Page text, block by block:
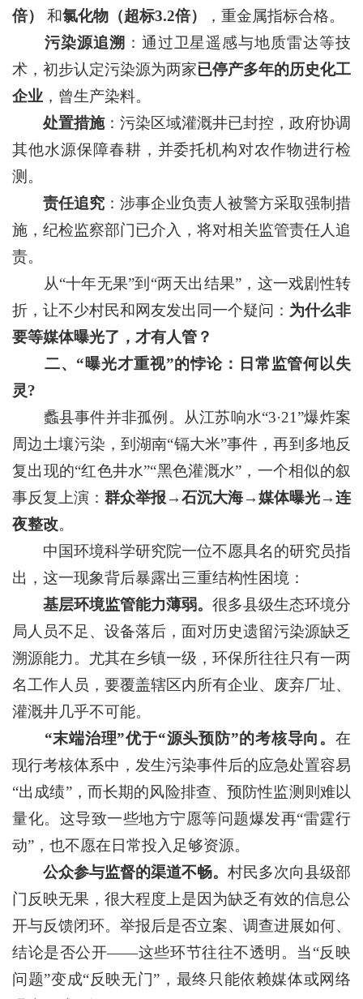
倍）
和氯化物（超标3.2倍）
，重金属指标合格。
污染源追溯 ：通过卫星遥感与地质雷达等技
术，初步认定污染源为两家已停产多年的历史化工
企业 ，曾生产染料。
处置措施：污染区域灌溉井已封控，政府协调
其他水源保障春耕，并委托机构对农作物进行检
测。
责任追究 ：涉事企业负责人被警方采取强制措
施，纪检监察部门已介入，将对相关监管责任人追
责。
从“十年无果”到“两天出结果”，这一戏剧性转
折，让不少村民和网友发出同一个疑问： 为什么非
要等媒体曝光了，才有人管？
二、“曝光才重视”的悖论：日常监管何以失
灵?
蠡县事件并非孤例。从江苏响水“3·21”爆炸案
周边土壤污染，到湖南“镉大米”事件，再到多地反
复出现的“红色井水”“黑色灌溉水”，一个相似的叙
事反复上演： 群众举报→石沉大海→媒体曝光→连
夜整改。
中国环境科学研究院一位不愿具名的研究员指
出，这一现象背后暴露出三重结构性困境：
基层环境监管能力薄弱。 很多县级生态环境分
局人员不足、设备落后，面对历史遗留污染源缺乏
溯源能力。尤其在乡镇一级，环保所往往只有一两
名工作人员，要覆盖辖区内所有企业、废弃厂址、
灌溉井几乎不可能。
“末端治理”优于“源头预防”的考核导向。在
现行考核体系中，发生污染事件后的应急处置容易
“出成绩”，而长期的风险排查、预防性监测则难以
量化。这导致一些地方宁愿等问题爆发再“雷霆行
动”，也不愿在日常投入足够资源。
公众参与监督的渠道不畅。 村民多次向县级部
门反映无果，很大程度上是因为缺乏有效的信息公
开与反馈闭环。举报后是否立案、调查进展如何、
结论是否公开——这些环节往往不透明。当“反映
问题”变成“反映无门”，最终只能依赖媒体或网络